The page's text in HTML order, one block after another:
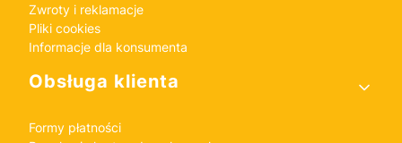
Zwroty i reklamacje
Pliki cookies
Informacje dla konsumenta
Obsługa klienta
Formy płatności